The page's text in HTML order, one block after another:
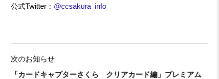
公式Twitter： @ccsakura_info
次のお知らせ
「カードキャプターさくら クリアカード編」プレミアム